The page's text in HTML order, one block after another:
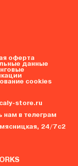
оферта
данные
cookies
store.ru
нам в телеграм
24/7с2